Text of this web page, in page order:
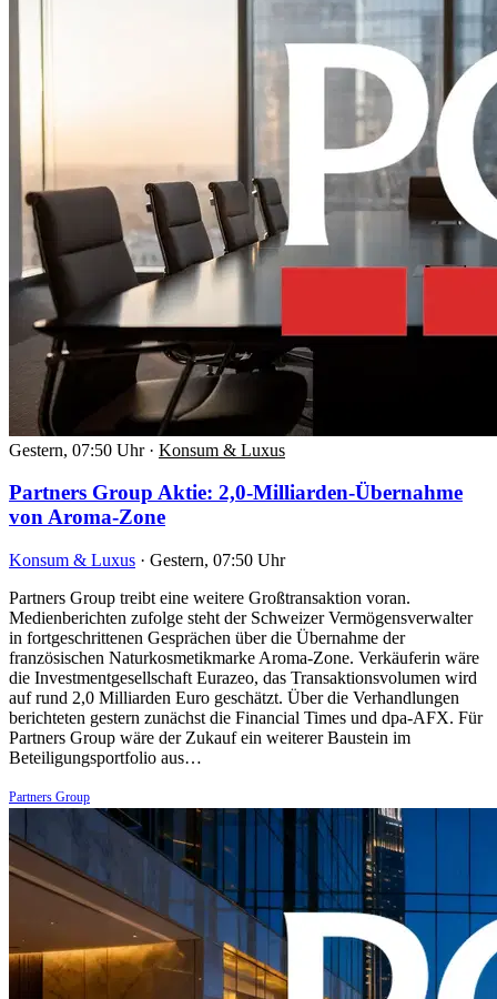
Gestern, 07:50 Uhr · Konsum & Luxus
Partners Group Aktie: 2,0-Milliarden-Übernahme
von Aroma-Zone
Konsum & Luxus · Gestern, 07:50 Uhr
Partners Group treibt eine weitere Großtransaktion voran.
Medienberichten zufolge steht der Schweizer Vermögensverwalter
in fortgeschrittenen Gesprächen über die Übernahme der
französischen Naturkosmetikmarke Aroma-Zone. Verkäuferin wäre
die Investmentgesellschaft Eurazeo, das Transaktionsvolumen wird
auf rund 2,0 Milliarden Euro geschätzt. Über die Verhandlungen
berichteten gestern zunächst die Financial Times und dpa-AFX. Für
Partners Group wäre der Zukauf ein weiterer Baustein im
Beteiligungsportfolio aus…
Partners Group